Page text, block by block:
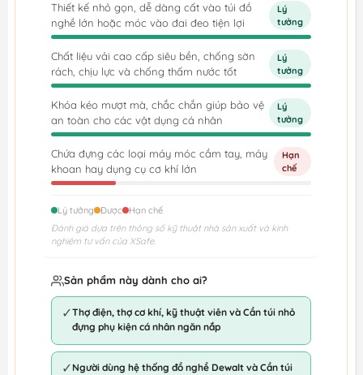
Thiết kế nhỏ gọn, dễ dàng cất vào túi đồ
nghề lớn hoặc móc vào đai đeo tiện lợi
Lý
tưởng
Chất liệu vải cao cấp siêu bền, chống sờn
rách, chịu lực và chống thấm nước tốt
Lý
tưởng
Khóa kéo mượt mà, chắc chắn giúp bảo vệ
an toàn cho các vật dụng cá nhân
Lý
tưởng
Chứa đựng các loại máy móc cầm tay, máy
khoan hay dụng cụ cơ khí lớn
Hạn
chế
Lý tưởng Được
Hạn chế
Đánh giá dựa trên thông số kỹ thuật nhà sản xuất và kinh
nghiệm tư vấn của XSafe.
Sản phẩm này dành cho ai?
✓Thợ điện, thợ cơ khí, kỹ thuật viên và Cần túi nhỏ
đựng phụ kiện cá nhân ngăn nắp
✓ Người dùng hệ thống đồ nghề Dewalt và Cần túi